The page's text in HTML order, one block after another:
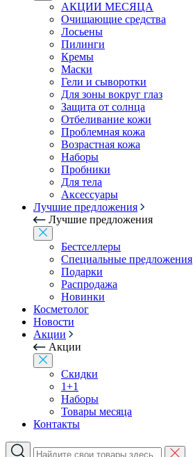
АКЦИИ МЕСЯЦА
Очищающие средства
Лосьены
Пилинги
Кремы
Маски
Гели и сыворотки
Для зоны вокруг глаз
Защита от солнца
Отбеливание кожи
Проблемная кожа
Возрастная кожа
Наборы
Пробники
Для тела
Аксессуары
Лучшие предложения
Лучшие предложения
Бестселлеры
Специальные предложения
Подарки
Распродажа
Новинки
Косметолог
Новости
Акции
Акции
Скидки
1+1
Наборы
Товары месяца
Контакты